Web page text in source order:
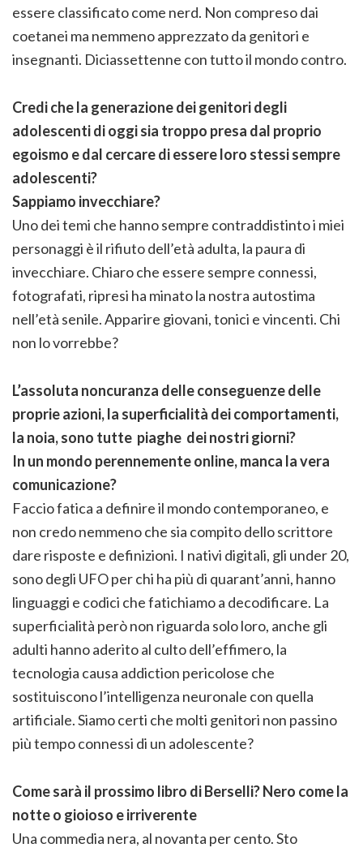
essere classificato come nerd. Non compreso dai
coetanei ma nemmeno apprezzato da genitori e
insegnanti. Diciassettenne con tutto il mondo contro.
Credi che la generazione dei genitori degli
adolescenti di oggi sia troppo presa dal proprio
egoismo e dal cercare di essere loro stessi sempre
adolescenti?
Sappiamo invecchiare?
Uno dei temi che hanno sempre contraddistinto i miei
personaggi è il rifiuto dell’età adulta, la paura di
invecchiare. Chiaro che essere sempre connessi,
fotografati, ripresi ha minato la nostra autostima
nell’età senile. Apparire giovani, tonici e vincenti. Chi
non lo vorrebbe?
L’assoluta noncuranza delle conseguenze delle
proprie azioni, la superficialità dei comportamenti,
la noia, sono tutte piaghe dei nostri giorni?
In un mondo perennemente online, manca la vera
comunicazione?
Faccio fatica a definire il mondo contemporaneo, e
non credo nemmeno che sia compito dello scrittore
dare risposte e definizioni. I nativi digitali, gli under 20,
sono degli UFO per chi ha più di quarant’anni, hanno
linguaggi e codici che fatichiamo a decodificare. La
superficialità però non riguarda solo loro, anche gli
adulti hanno aderito al culto dell’effimero, la
tecnologia causa addiction pericolose che
sostituiscono l’intelligenza neuronale con quella
artificiale. Siamo certi che molti genitori non passino
più tempo connessi di un adolescente?
Come sarà il prossimo libro di Berselli? Nero come la
notte o gioioso e irriverente
Una commedia nera, al novanta per cento. Sto